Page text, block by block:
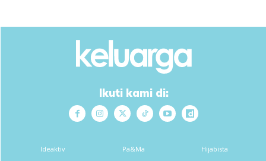
Ads
Ikuti kami di:
Ideaktiv Pa&Ma Hijabista